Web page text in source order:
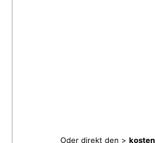
Oder direkt den >